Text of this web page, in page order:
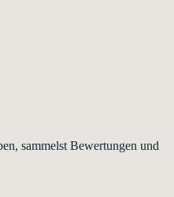
sammelst Bewertungen und